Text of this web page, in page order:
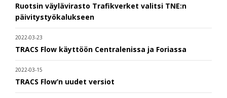
Ruotsin väylävirasto Trafikverket valitsi TNE:n
päivitystyökalukseen
2022-03-23
TRACS Flow käyttöön Centralenissa ja Foriassa
2022-03-15
TRACS Flow’n uudet versiot